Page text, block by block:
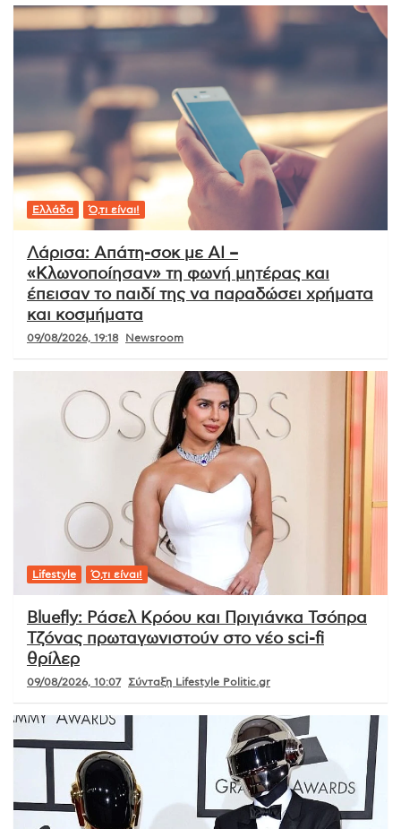
Ελλάδα Ό,τι είναι!
Λάρισα: Απάτη-σοκ με AI –
«Κλωνοποίησαν» τη φωνή μητέρας και
έπεισαν το παιδί της να παραδώσει χρήματα
και κοσμήματα
09/08/2026, 19:18 Newsroom
Lifestyle Ό,τι είναι!
Bluefly: Ράσελ Κρόου και Πριγιάνκα Τσόπρα
Τζόνας πρωταγωνιστούν στο νέο sci-fi
θρίλερ
09/08/2026, 10:07 Σύνταξη Lifestyle Politic.gr